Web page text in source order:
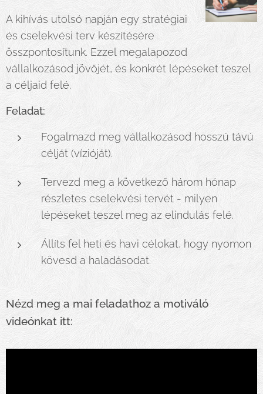
A kihívás utolsó napján egy stratégiai
és cselekvési terv készítésére
összpontosítunk. Ezzel megalapozod
vállalkozásod jövőjét, és konkrét lépéseket teszel
a céljaid felé.
Feladat:
Fogalmazd meg vállalkozásod hosszú távú
célját (vízióját).
Tervezd meg a következő három hónap
részletes cselekvési tervét - milyen
lépéseket teszel meg az elindulás felé.
Állíts fel heti és havi célokat, hogy nyomon
kövesd a haladásodat.
Nézd meg a mai feladathoz a motiváló
videónkat itt: